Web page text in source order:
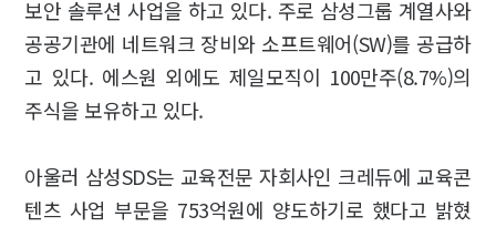
보안 솔루션 사업을 하고 있다. 주로 삼성그룹 계열사와
공공기관에 네트워크 장비와 소프트웨어(SW)를 공급하
고 있다. 에스원 외에도 제일모직이 100만주(8.7%)의
주식을 보유하고 있다.
아울러 삼성SDS는 교육전문 자회사인 크레듀에 교육콘
텐츠 사업 부문을 753억원에 양도하기로 했다고 밝혔